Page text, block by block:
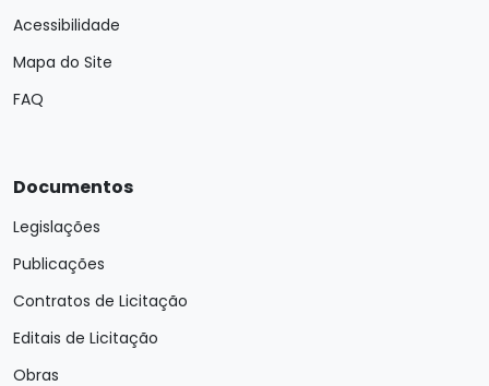
Acessibilidade
Mapa do Site
FAQ
Documentos
Legislações
Publicações
Contratos de Licitação
Editais de Licitação
Obras